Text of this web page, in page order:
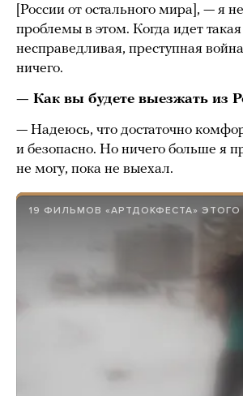
[России от остального мира], — я
проблемы в этом. Когда идет
несправедливая, преступная
ничего.
— Как вы будете выезжать из
— Надеюсь, что достаточно
и безопасно. Но ничего больше я
не могу, пока не выехал.
19 ФИЛЬМОВ «АРТДОКФЕСТА» ЭТОГО